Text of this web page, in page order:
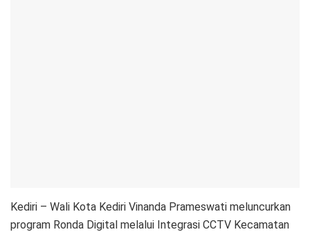
Kediri – Wali Kota Kediri Vinanda Prameswati meluncurkan
program Ronda Digital melalui Integrasi CCTV Kecamatan